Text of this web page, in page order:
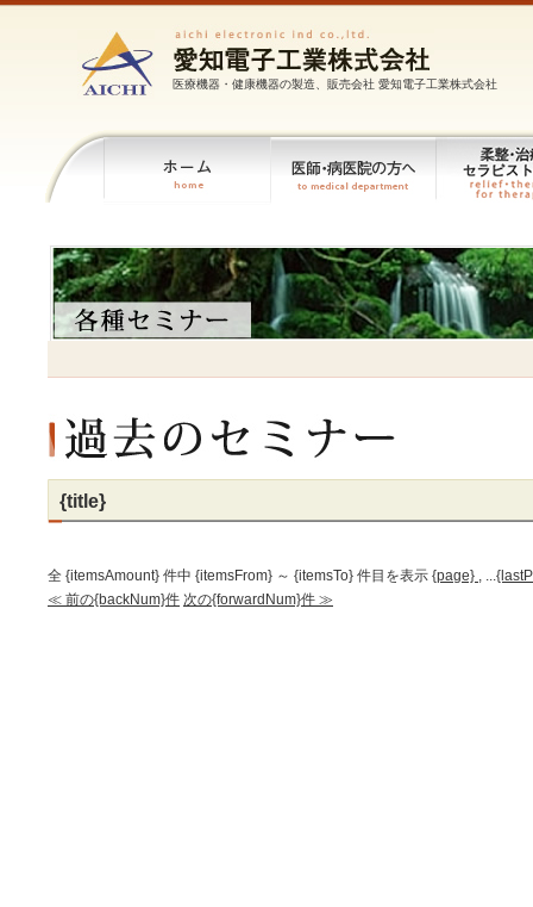
医療機器・健康機器の製造、販売会社 愛知電子工業株式会社
{title}
全 {itemsAmount} 件中 {itemsFrom} ～ {itemsTo} 件目を表示 {page} , ...
≪ 前の{backNum}件 次の{forwardNum}件 ≫